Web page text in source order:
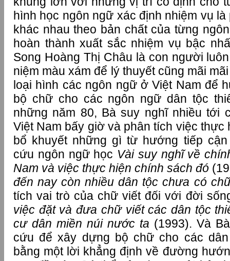
hình học ngôn ngữ xác định nhiệm vụ
khác nhau theo bản chất của từng
hoàn thành xuất sắc nhiệm vụ bậc
Song Hoàng Thị Châu là con người
niệm màu xám để lý thuyết cũng mãi
loại hình các ngôn ngữ ở Việt Nam để
bộ chữ cho các ngôn ngữ dân tộc
những năm 80, Bà suy nghĩ nhiều tới
Việt Nam bấy giờ và phân tích việc thực
bổ khuyết những gì từ hướng tiếp
cứu ngôn ngữ học Vài suy nghĩ về
Nam và việc thực hiện chính sách đó
đến nay còn nhiều dân tộc chưa có
tích vai trò của chữ viết đối với đời
việc đặt và đưa chữ viết các dân tộc
cư dân miền núi nước ta (1993). Và
cứu để xây dựng bộ chữ cho các
bằng một lời khẳng định về đường